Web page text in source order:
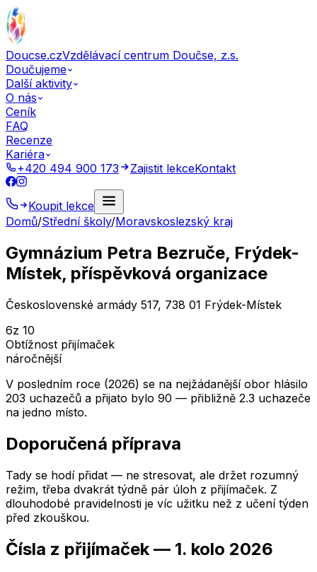
Doucse.czVzdělávací centrum Doučse, z.s.
Doučujeme
Další aktivity
O nás
Ceník
FAQ
Recenze
Kariéra
+420 494 900 173
Zajistit lekceKontakt
Koupit lekce
Domů/Střední školy/Moravskoslezský kraj
Gymnázium Petra Bezruče, Frýdek-
Místek, příspěvková organizace
Československé armády 517, 738 01 Frýdek-Místek
6z 10
Obtížnost přijímaček
náročnější
V posledním roce (2026) se na nejžádanější obor hlásilo
203 uchazečů a přijato bylo 90 — přibližně 2.3 uchazeče
na jedno místo.
Doporučená příprava
Tady se hodí přidat — ne stresovat, ale držet rozumný
režim, třeba dvakrát týdně pár úloh z přijímaček. Z
dlouhodobé pravidelnosti je víc užitku než z učení týden
před zkouškou.
Čísla z přijímaček — 1. kolo 2026